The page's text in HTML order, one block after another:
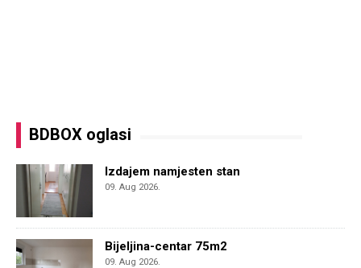
BDBOX oglasi
Izdajem namjesten stan
09. Aug 2026.
Bijeljina-centar 75m2
09. Aug 2026.